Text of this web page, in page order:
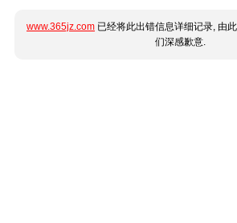
www.365jz.com 已经将此出错信息详细记录, 由
们深感歉意.